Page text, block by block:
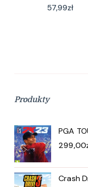
57,99zł
Produkty
PGA
299,00
Crash